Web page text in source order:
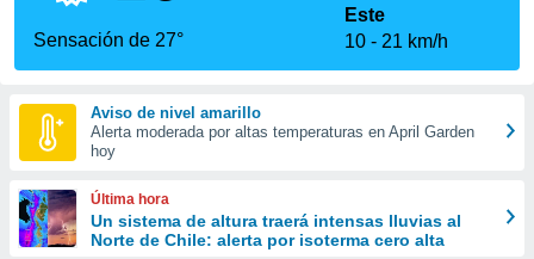
calidad.
a este
las
y
forma
digital
basada
Sensación de 27°
Este
10
21 km/h
Aviso de nivel amarillo
Alerta moderada por altas temperaturas en April Garden
hoy
Última hora
Un sistema de altura traerá intensas lluvias al
Norte de Chile: alerta por isoterma cero alta